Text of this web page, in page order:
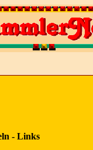
- Links